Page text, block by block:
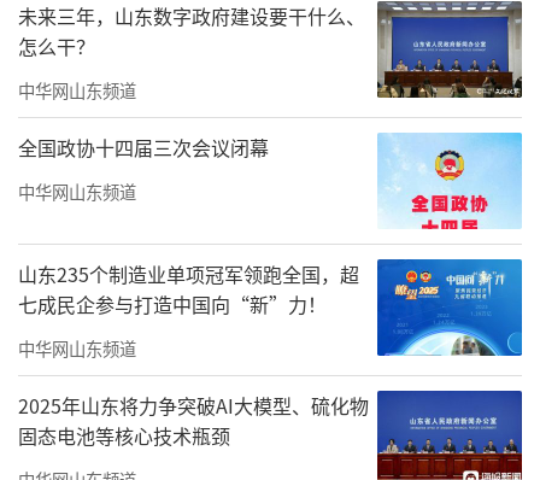
索朗旦增每日奔走于山沟间
乡亲们各自的住处相隔很远
这使他的随访工作变得异常辛苦
更辛苦的是乡亲们看病吃药报销难
高血压这类慢性病需要长期服药
村卫生室医保报销不了
只能去乡里
未来三年，山东数字政府建设要干什么、
怎么干？
中华网山东频道
全国政协十四届三次会议闭幕
中华网山东频道
山东235个制造业单项冠军领跑全国，超
七成民企参与打造中国向“新”力！
中华网山东频道
2025年山东将力争突破AI大模型、硫化物
固态电池等核心技术瓶颈